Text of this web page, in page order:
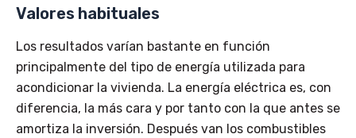
Valores habituales
Los resultados varían bastante en función
principalmente del tipo de energía utilizada para
acondicionar la vivienda. La energía eléctrica es, con
diferencia, la más cara y por tanto con la que antes se
amortiza la inversión. Después van los combustibles